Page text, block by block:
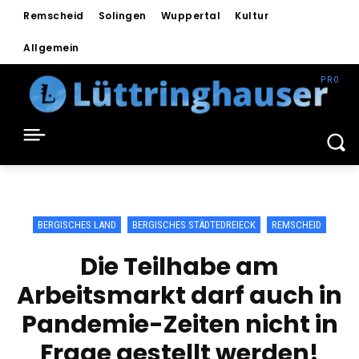
Remscheid Solingen Wuppertal Kultur
Allgemein
BERGISCHES LAND BERGISCHES STÄDTEDREIECK REMSCHEID
Die Teilhabe am
Arbeitsmarkt darf auch in
Pandemie-Zeiten nicht in